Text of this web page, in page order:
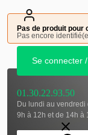
Pas encore
Se connecter
Pas de produit pour
01.30.22.93.50
Du lundi au vendredi
9h à 12h et de 14h à